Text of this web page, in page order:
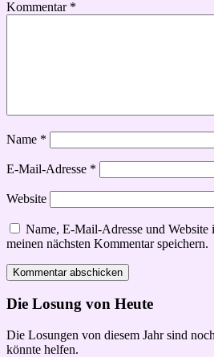
Kommentar *
Name *
E-Mail-Adresse *
Website
Name, E-Mail-Adresse und Website
meinen nächsten Kommentar speichern.
Die Losung von Heute
Die Losungen von diesem Jahr sind
könnte helfen.